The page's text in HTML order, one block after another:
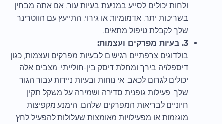
ולחות יכולים לסייע במניעת בעיות עור. אם אתה מבחין
בשריטות יתר, אדמומיות או גירוי, התייעץ עם הווטרינר
שלך לקבלת טיפול מתאים.
3. בעיות מפרקים ועצמות:
בולדוגים צרפתיים רגישים לבעיות מפרקים ועצמות, כגון
דיספלזיה בירך ומחלת דיסק בין-חולייתי. מצבים אלה
יכולים לגרום לכאב, אי נוחות ובעיות ניידות עבור הגור
שלך. פעילות גופנית סדירה ושמירה על משקל תקין
חיוניים לבריאות המפרקים שלהם. הימנע מקפיצות
מוגזמות או מפעילויות מאומצות שעלולות להפעיל לחץ